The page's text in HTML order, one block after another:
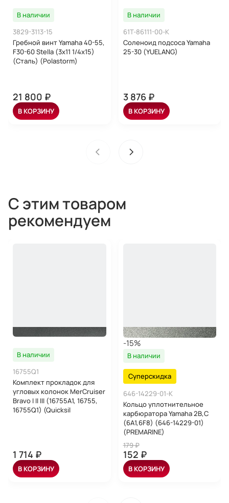
В наличии
3829-3113-15
Гребной винт Yamaha 40-55,
F30-60 Stella (3x11 1/4x15)
(Сталь) (Polastorm)
21 800 ₽
В КОРЗИНУ
В наличии
61T-86111-00-K
Соленоид подсоса Yamaha
25-30 (YUELANG)
3 876 ₽
В КОРЗИНУ
С этим товаром
рекомендуем
В наличии
16755Q1
Комплект прокладок для
угловых колонок MerCruiser
Bravo I II III (16755A1, 16755,
16755Q1) (Quicksil
1 714 ₽
В КОРЗИНУ
-15%
В наличии
Суперскидка
646-14229-01-K
Кольцо уплотнительное
карбюратора Yamaha 2B,C
(6A1,6F8) (646-14229-01)
(PREMARINE)
179 ₽
152 ₽
В КОРЗИНУ